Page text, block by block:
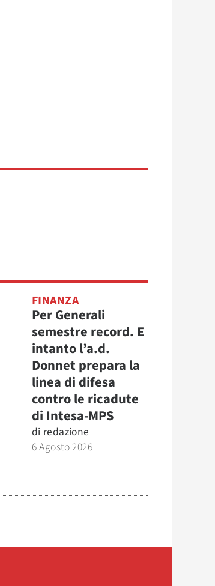
FINANZA
Per Generali
semestre record. E
intanto l’a.d.
Donnet prepara la
linea di difesa
contro le ricadute
di Intesa-MPS
di redazione
6 Agosto 2026